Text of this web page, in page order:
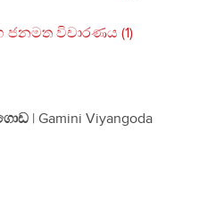
විචාරණය (1)
| Gamini Viyangoda